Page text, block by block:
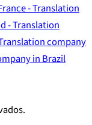
- Translation
- Translation
company
in Brazil
.